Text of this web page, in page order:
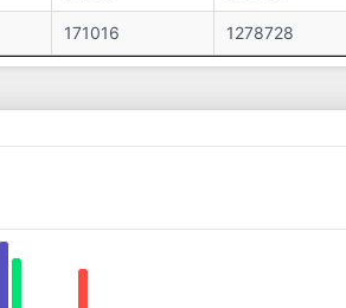
171016 1278728